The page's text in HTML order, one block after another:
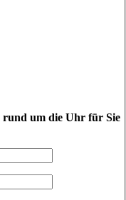
rund um die Uhr für Sie